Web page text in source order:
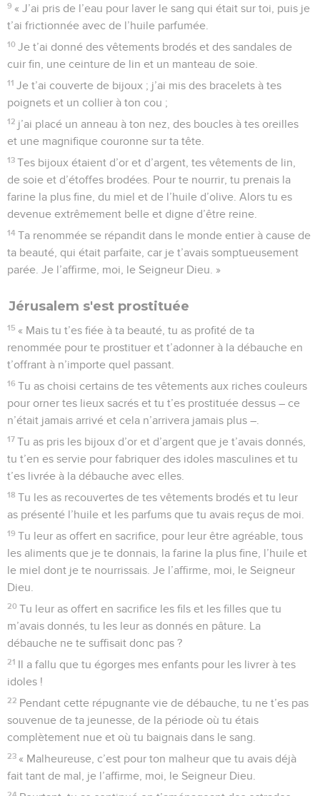
9 « J’ai pris de l’eau pour laver le sang qui était sur toi, puis je
t’ai frictionnée avec de l’huile parfumée.
10 Je t’ai donné des vêtements brodés et des sandales de
cuir fin, une ceinture de lin et un manteau de soie.
11 Je t’ai couverte de bijoux ; j’ai mis des bracelets à tes
poignets et un collier à ton cou ;
12 j’ai placé un anneau à ton nez, des boucles à tes oreilles
et une magnifique couronne sur ta tête.
13 Tes bijoux étaient d’or et d’argent, tes vêtements de lin,
de soie et d’étoffes brodées. Pour te nourrir, tu prenais la
farine la plus fine, du miel et de l’huile d’olive. Alors tu es
devenue extrêmement belle et digne d’être reine.
14 Ta renommée se répandit dans le monde entier à cause de
ta beauté, qui était parfaite, car je t’avais somptueusement
parée. Je l’affirme, moi, le Seigneur Dieu. »
Jérusalem s'est prostituée
15 « Mais tu t’es fiée à ta beauté, tu as profité de ta
renommée pour te prostituer et t’adonner à la débauche en
t’offrant à n’importe quel passant.
16 Tu as choisi certains de tes vêtements aux riches couleurs
pour orner tes lieux sacrés et tu t’es prostituée dessus – ce
n’était jamais arrivé et cela n’arrivera jamais plus –.
17 Tu as pris les bijoux d’or et d’argent que je t’avais donnés,
tu t’en es servie pour fabriquer des idoles masculines et tu
t’es livrée à la débauche avec elles.
18 Tu les as recouvertes de tes vêtements brodés et tu leur
as présenté l’huile et les parfums que tu avais reçus de moi.
19 Tu leur as offert en sacrifice, pour leur être agréable, tous
les aliments que je te donnais, la farine la plus fine, l’huile et
le miel dont je te nourrissais. Je l’affirme, moi, le Seigneur
Dieu.
20 Tu leur as offert en sacrifice les fils et les filles que tu
m’avais donnés, tu les leur as donnés en pâture. La
débauche ne te suffisait donc pas ?
21 Il a fallu que tu égorges mes enfants pour les livrer à tes
idoles !
22 Pendant cette répugnante vie de débauche, tu ne t’es pas
souvenue de ta jeunesse, de la période où tu étais
complètement nue et où tu baignais dans le sang.
23 « Malheureuse, c’est pour ton malheur que tu avais déjà
fait tant de mal, je l’affirme, moi, le Seigneur Dieu.
24